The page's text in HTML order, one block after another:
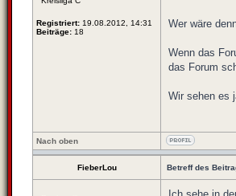
Registriert: 19.08.2012, 14:31
Beiträge: 18
Wer wäre
Wenn das
das Forum
Wir sehen es
Nach oben
FieberLou Betreff des